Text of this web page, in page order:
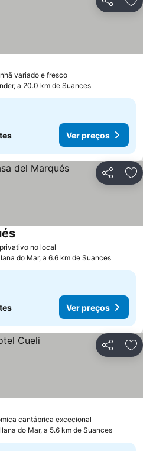
Partilhar
variado e frescoVer preços
a 20.0 km de Suances
Ver preços
Partilhar
no local
Ver preços
do Mar, a 6.6 km de Suances
Ver preços
Partilhar
cantábrica excecional
do Mar, a 5.6 km de Suances